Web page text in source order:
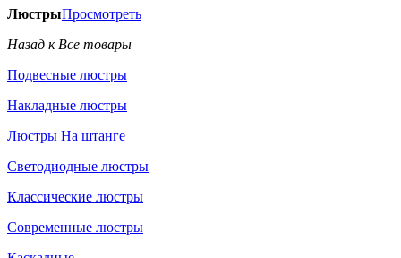
ЛюстрыПросмотреть
Назад к Все товары
Подвесные люстры
Накладные люстры
Люстры На штанге
Светодиодные люстры
Классические люстры
Современные люстры